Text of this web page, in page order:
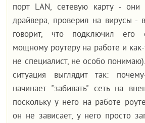
порт LAN, сетевую карту - они
драйвера, проверил на вирусы -
говорит, что подключил
мощному роутеру на работе и
не специалист, не особо
ситуация выглядит так:
начинает "забивать" сеть на
поскольку у него на работе
он не зависает, у него просто